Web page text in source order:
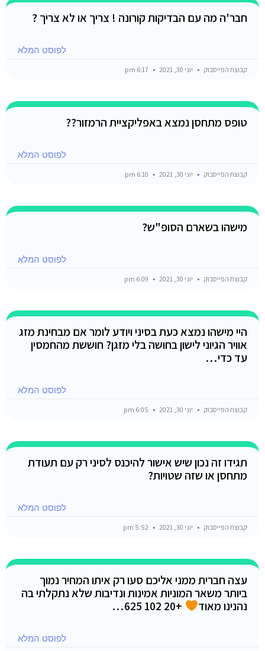
חבר'ה מה עם הבדיקות קורונה ! צריך או לא צריך ?
לפוסט המלא
קבוצת הפייסבוק יוני 30, 2021
טופס מתחסן נמצא באפליקציית הרמזור??
לפוסט המלא
קבוצת הפייסבוק יוני 30, 2021
מישהו בשארם הסופ"ש?
לפוסט המלא
קבוצת הפייסבוק יוני 30, 2021
היי מישהו נמצא כעת בסיני ויודע לומר אם מבחינת מזג
אוויר הגיוני לישון בחושה בלי מזגן? חוששת מהחמסין
עד כדי…
לפוסט המלא
קבוצת הפייסבוק יוני 30, 2021
תגידו זה נכון שיש אישור להיכנס לסיני רק עם תעודת
מתחסן או שזה שטויות?
לפוסט המלא
קבוצת הפייסבוק יוני 30, 2021
עצה חברית ממני אליכם סעו רק איתו המחיר נמוך
ביותר משאר המוניות אמינות ונדיבות שלא נתקלתי בה
נהנינו מאוד
+20 102 625…
לפוסט המלא